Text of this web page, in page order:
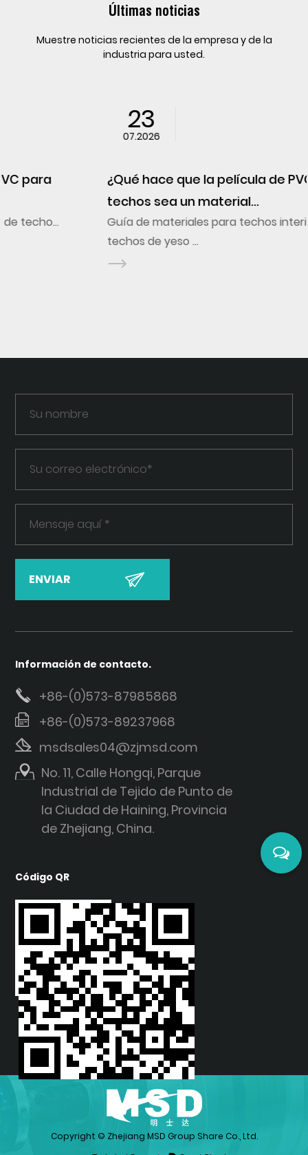
Últimas noticias
Muestre noticias recientes de la empresa y de la
industria para usted.
¿Qué hace que la película de PVC para
techos sea un material...
Guía de materiales para techos interiores Los
techos de yeso ...
Información de contacto.
+86-(0)573-87985868
+86-(0)573-89237968
msdsales04@zjmsd.com
No. 11, Calle Hongqi, Parque
Industrial de Tejido de Punto de
la Ciudad de Haining, Provincia
de Zhejiang, China.
Código QR
Copyright © Zhejiang MSD Group Share Co., Ltd.